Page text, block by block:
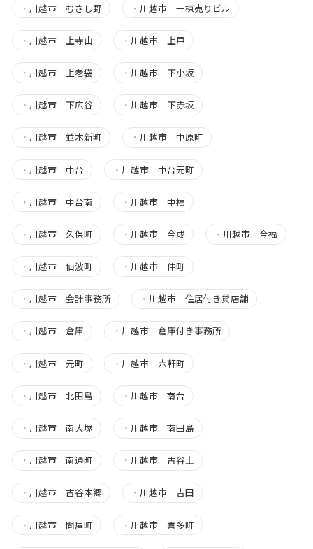
・ 川越市 むさし野 ・ 川越市 一棟売りビル
・ 川越市 上寺山 ・ 川越市 上戸
・ 川越市 上老袋 ・ 川越市 下小坂
・ 川越市 下広谷 ・ 川越市 下赤坂
・ 川越市 並木新町 ・ 川越市 中原町
・ 川越市 中台 ・ 川越市 中台元町
・ 川越市 中台南 ・ 川越市 中福
・ 川越市 久保町 ・ 川越市 今成 ・ 川越市 今福
・ 川越市 仙波町 ・ 川越市 仲町
・ 川越市 会計事務所 ・ 川越市 住居付き貸店舗
・ 川越市 倉庫 ・ 川越市 倉庫付き事務所
・ 川越市 元町 ・ 川越市 六軒町
・ 川越市 北田島 ・ 川越市 南台
・ 川越市 南大塚 ・ 川越市 南田島
・ 川越市 南通町 ・ 川越市 古谷上
・ 川越市 古谷本郷 ・ 川越市 吉田
・ 川越市 問屋町 ・ 川越市 喜多町